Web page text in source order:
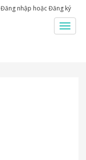
Đăng nhập hoặcĐăng ký
Menu